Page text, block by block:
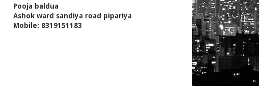
Pooja baldua
Ashok ward sandiya road pipariya
Mobile: 8319151183